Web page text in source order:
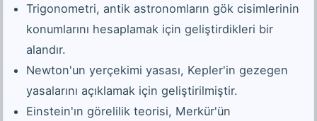
Trigonometri, antik astronomların gök cisimlerinin
konumlarını hesaplamak için geliştirdikleri bir
alandır.
Newton'un yerçekimi yasası, Kepler'in gezegen
yasalarını açıklamak için geliştirilmiştir.
Einstein'ın görelilik teorisi, Merkür'ün